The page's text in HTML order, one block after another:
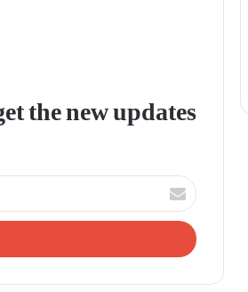
the new updates!
آدرس
ایمیل
خود
را
وارد